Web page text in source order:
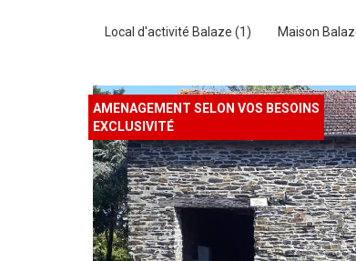
Local d'activité Balaze (1) Maison
AMENAGEMENT SELON VOS BESOINS
EXCLUSIVITÉ